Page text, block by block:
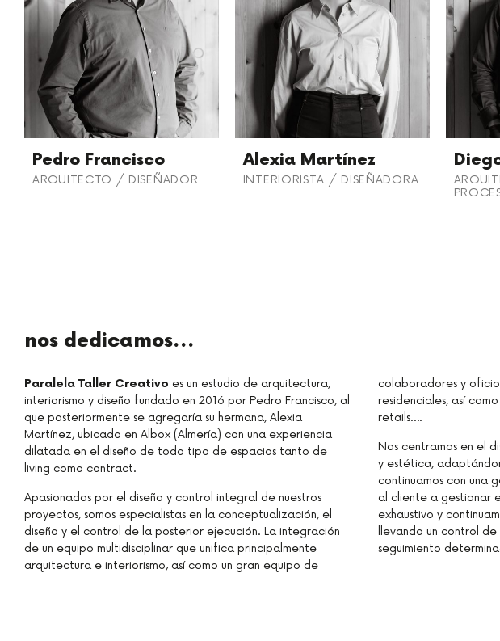
Pedro Francisco
ARQUITECTO / DISEÑADOR
Alexia Martínez
INTERIORISTA / DISEÑADORA
nos dedicamos...
Paralela Taller Creativo es un estudio de arquitectura,
interiorismo y diseño fundado en 2016 por Pedro Francisco, al
que posteriormente se agregaría su hermana, Alexia
Martínez, ubicado en Albox (Almería) con una experiencia
dilatada en el diseño de todo tipo de espacios tanto de
living como contract.
Apasionados por el diseño y control integral de nuestros
proyectos, somos especialistas en la conceptualización, el
diseño y el control de la posterior ejecución. La integración
de un equipo multidisciplinar que unifica principalmente
arquitectura e interiorismo, así como un gran equipo de
colaboradores y
residenciales, así
retails….
Nos centramos en el
y estética,
continuamos con una
al cliente a gestionar
exhaustivo y
llevando un control
seguimiento